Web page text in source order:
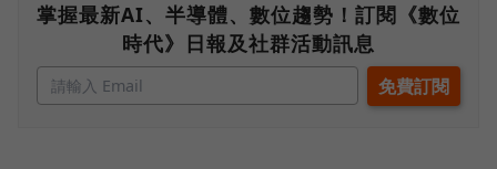
掌握最新AI、半導體、數位趨勢！訂閱《數位
時代》日報及社群活動訊息